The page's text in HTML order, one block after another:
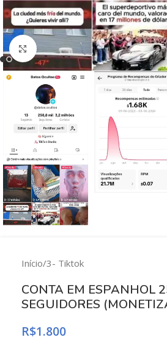
Clique para ampliar
Início/3- Tiktok
CONTA EM ESPANHOL
SEGUIDORES
R$1.800